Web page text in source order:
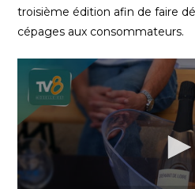
troisième édition afin de faire
cépages aux consommateurs.